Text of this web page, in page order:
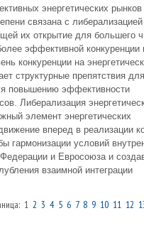
энергетических рынков
связана с либерализацией
их открытие для большего
эффективной конкуренции
конкуренции на
структурные препятствия для
повышению эффективности
Либерализация
элемент энергетических
вперед в реализации
гармонизации условий
и Евросоюза и
взаимной интеграции
1 2 3 4 5 6 7 8 9 10 11 12